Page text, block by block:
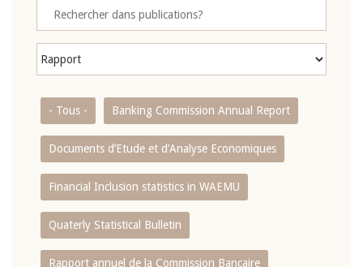
- Tous - Banking Commission Annual Report
Documents d’Etude et d’Analyse Economiques
Financial Inclusion statistics in WAEMU
Quaterly Statistical Bulletin
Rapport annuel de la Commission Bancaire